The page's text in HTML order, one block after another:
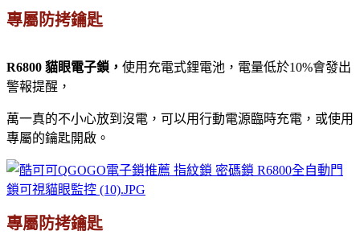
專屬防拷鑰匙
R6800 貓眼電子鎖， 使用充電式鋰電池，電量低於10%會發出
警報提醒，
萬一真的不小心放到沒電，可以用行動電源臨時充電，或使用
專屬的鑰匙開啟。
專屬防拷鑰匙